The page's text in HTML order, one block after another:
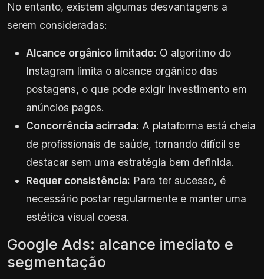
No entanto, existem algumas desvantagens a
serem consideradas:
Alcance orgânico limitado: O algoritmo do
Instagram limita o alcance orgânico das
postagens, o que pode exigir investimento em
anúncios pagos.
Concorrência acirrada: A plataforma está cheia
de profissionais de saúde, tornando difícil se
destacar sem uma estratégia bem definida.
Requer consistência: Para ter sucesso, é
necessário postar regularmente e manter uma
estética visual coesa.
Google Ads: alcance imediato e
segmentação